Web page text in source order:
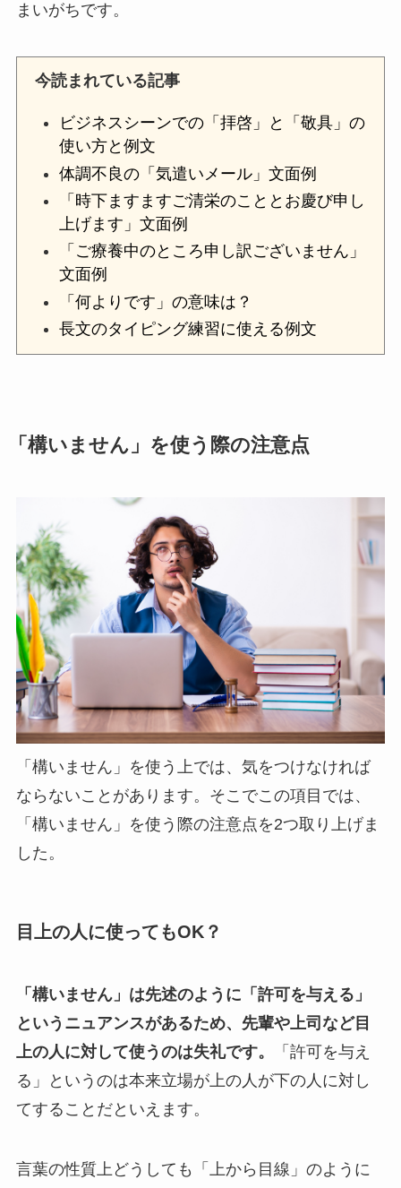
まいがちです。
今読まれている記事
ビジネスシーンでの「拝啓」と「敬具」の
使い方と例文
体調不良の「気遣いメール」文面例
「時下ますますご清栄のこととお慶び申し
上げます」文面例
「ご療養中のところ申し訳ございません」
文面例
「何よりです」の意味は？
長文のタイピング練習に使える例文
「構いません」を使う際の注意点
「構いません」を使う上では、気をつけなければ
ならないことがあります。そこでこの項目では、
「構いません」を使う際の注意点を2つ取り上げま
した。
目上の人に使ってもOK？
「構いません」は先述のように「許可を与える」
というニュアンスがあるため、先輩や上司など目
上の人に対して使うのは失礼です。
「許可を与え
る」というのは本来立場が上の人が下の人に対し
てすることだといえます。
言葉の性質上どうしても「上から目線」のように